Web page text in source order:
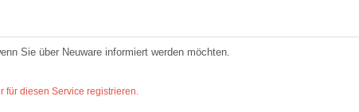
Sie über Neuware informiert werden möchten.
für diesen Service registrieren.